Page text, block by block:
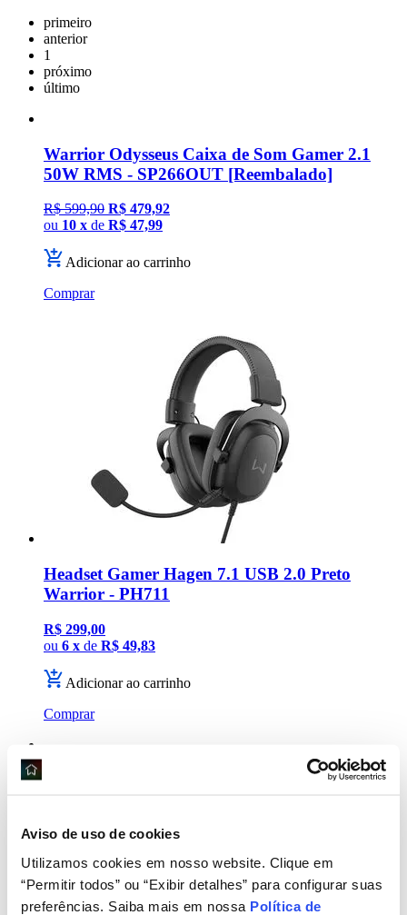
Aviso de uso de cookies
Utilizamos cookies em nosso website. Clique em
“Permitir todos” ou “Exibir detalhes” para configurar suas
preferências. Saiba mais em nossa Política de
primeiro
anterior
1
próximo
último
Warrior Odysseus Caixa de Som Gamer 2.1
50W RMS - SP266OUT [Reembalado]
R$ 599,90 R$ 479,92
ou 10 x de R$ 47,99
Adicionar ao carrinho
Comprar
Headset Gamer Hagen 7.1 USB 2.0 Preto
Warrior - PH711
R$ 299,00
ou 6 x de R$ 49,83
Adicionar ao carrinho
Comprar
Headset Gamer Mizar Preto Warrior - PH705
ou 2 xdeR$ 49,95
Adicionar ao carrinho
Comprar